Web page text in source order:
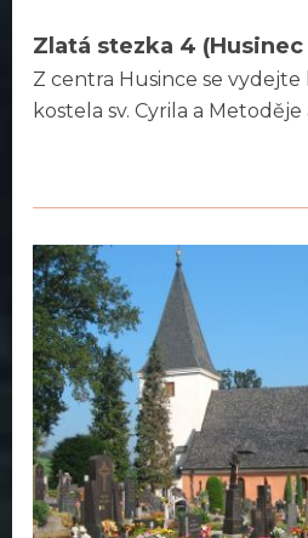
Zlatá stezka 4
Z centra Husince se
kostela sv. Cyrila a Metoděje